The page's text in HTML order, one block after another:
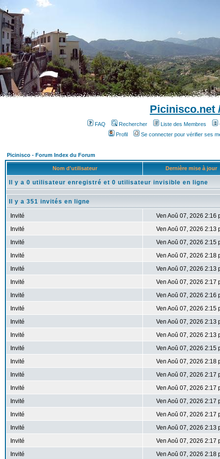
Picinisco.net
FAQ Rechercher Liste des Membres
Profil
Se connecter pour vérifier ses
Picinisco - Forum Index du Forum
Nom d'utilisateur Dernière mise à jour
Il y a 0 utilisateur enregistré et 0 utilisateur invisible en ligne
Il y a 351 invités en ligne
Invité
Ven Aoû 07, 2026 2:16
Invité
Ven Aoû 07, 2026 2:13
Invité
Ven Aoû 07, 2026 2:15
Invité
Ven Aoû 07, 2026 2:18
Invité
Ven Aoû 07, 2026 2:13
Invité
Ven Aoû 07, 2026 2:17
Invité
Ven Aoû 07, 2026 2:16
Invité
Ven Aoû 07, 2026 2:15
Invité
Ven Aoû 07, 2026 2:13
Invité
Ven Aoû 07, 2026 2:13
Invité
Ven Aoû 07, 2026 2:15
Invité
Ven Aoû 07, 2026 2:18
Invité
Ven Aoû 07, 2026 2:17
Invité
Ven Aoû 07, 2026 2:17
Invité
Ven Aoû 07, 2026 2:17
Invité
Ven Aoû 07, 2026 2:17
Invité
Ven Aoû 07, 2026 2:13
Invité
Ven Aoû 07, 2026 2:17
Invité
Ven Aoû 07, 2026 2:18